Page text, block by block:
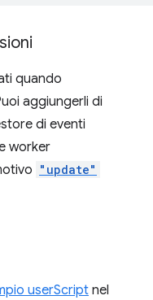
quando
aggiungerli di
di eventi
worker
"update"
userScript nel